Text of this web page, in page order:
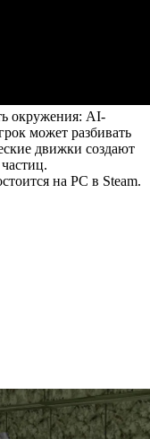
окружения: AI-
может разбивать
движки создают
на PC в Steam.